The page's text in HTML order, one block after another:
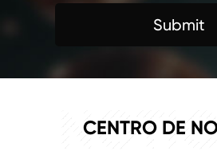
Submit
CENTRO DE